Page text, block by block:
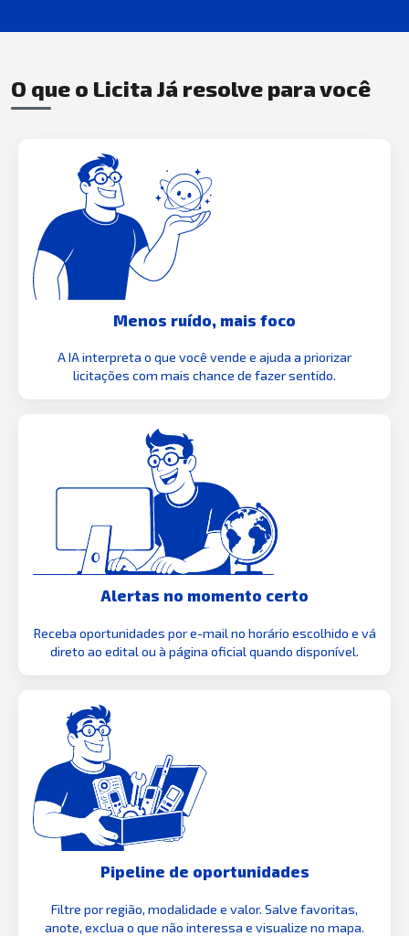
O que o Licita Já resolve para você
Menos ruído, mais foco
A IA interpreta o que você vende e ajuda a priorizar
licitações com mais chance de fazer sentido.
Alertas no momento certo
Receba oportunidades por e-mail no horário escolhido e vá
direto ao edital ou à página oficial quando disponível.
Pipeline de oportunidades
Filtre por região, modalidade e valor. Salve favoritas,
anote, exclua o que não interessa e visualize no mapa.